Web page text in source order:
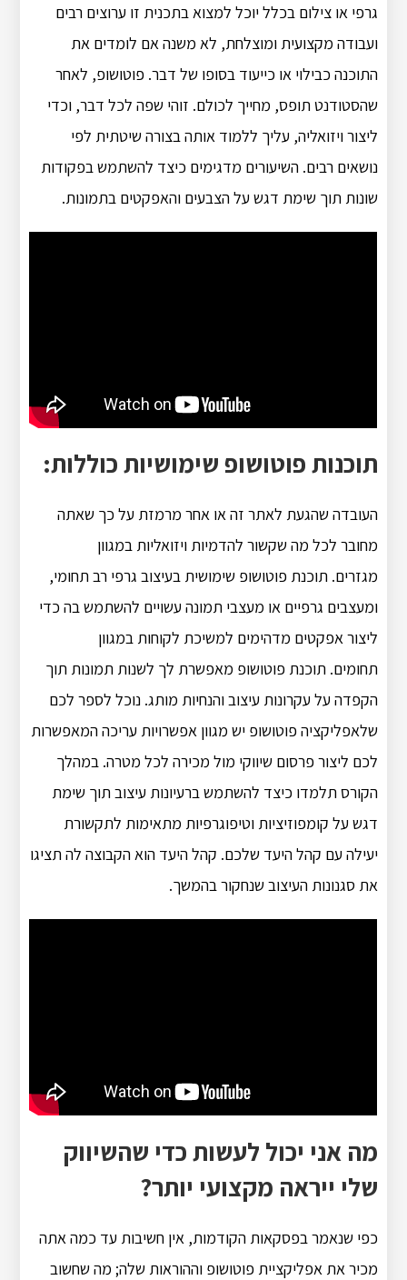
גרפי או צילום בכלל יוכל למצוא בתכנית זו ערוצים רבים
ועבודה מקצועית ומוצלחת, לא משנה אם לומדים את
התוכנה כבילוי או כייעוד בסופו של דבר. פוטושופ, לאחר
שהסטודנט תופס, מחייך לכולם. זוהי שפה לכל דבר, וכדי
ליצור ויזואליה, עליך ללמוד אותה בצורה שיטתית לפי
נושאים רבים. השיעורים מדגימים כיצד להשתמש בפקודות
שונות תוך שימת דגש על הצבעים והאפקטים בתמונות.
תוכנות פוטושופ שימושיות כוללות:
העובדה שהגעת לאתר זה או אחר מרמזת על כך שאתה
מחובר לכל מה שקשור להדמיות ויזואליות במגוון
מגזרים. תוכנת פוטושופ שימושית בעיצוב גרפי רב תחומי,
ומעצבים גרפיים או מעצבי תמונה עשויים להשתמש בה כדי
ליצור אפקטים מדהימים למשיכת לקוחות במגוון
תחומים. תוכנת פוטושופ מאפשרת לך לשנות תמונות תוך
הקפדה על עקרונות עיצוב והנחיות מותג. נוכל לספר לכם
שלאפליקציה פוטושופ יש מגוון אפשרויות עריכה המאפשרות
לכם ליצור פרסום שיווקי מול מכירה לכל מטרה. במהלך
הקורס תלמדו כיצד להשתמש ברעיונות עיצוב תוך שימת
דגש על קומפוזיציות וטיפוגרפיות מתאימות לתקשורת
יעילה עם קהל היעד שלכם. קהל היעד הוא הקבוצה לה תציגו
את סגנונות העיצוב שנחקור בהמשך.
מה אני יכול לעשות כדי שהשיווק
שלי ייראה מקצועי יותר?
כפי שנאמר בפסקאות הקודמות, אין חשיבות עד כמה אתה
מכיר את אפליקציית פוטושופ וההוראות שלה; מה שחשוב